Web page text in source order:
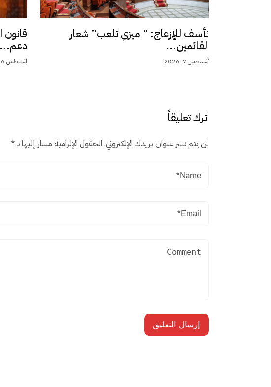
نأسف للإزعاج: ” ميزي تلعب” شعار
القائمين...
أغسطس 7, 2026
دعم...
أغسطس 6, 2026
اترك تعليقاً
لن يتم نشر عنوان بريدك الإلكتروني. الحقول الإلزامية مشار إليها بـ*